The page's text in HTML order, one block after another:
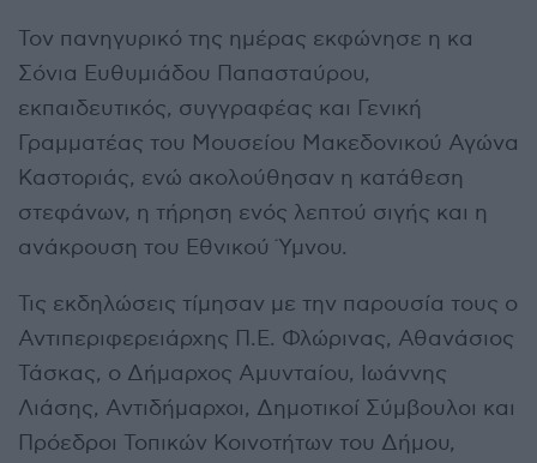
Τον πανηγυρικό της ημέρας εκφώνησε η κα
Σόνια Ευθυμιάδου Παπασταύρου,
εκπαιδευτικός, συγγραφέας και Γενική
Γραμματέας του Μουσείου Μακεδονικού Αγώνα
Καστοριάς, ενώ ακολούθησαν η κατάθεση
στεφάνων, η τήρηση ενός λεπτού σιγής και η
ανάκρουση του Εθνικού Ύμνου.
Τις εκδηλώσεις τίμησαν με την παρουσία τους ο
Αντιπεριφερειάρχης Π.Ε. Φλώρινας, Αθανάσιος
Τάσκας, ο Δήμαρχος Αμυνταίου, Ιωάννης
Λιάσης, Αντιδήμαρχοι, Δημοτικοί Σύμβουλοι και
Πρόεδροι Τοπικών Κοινοτήτων του Δήμου,